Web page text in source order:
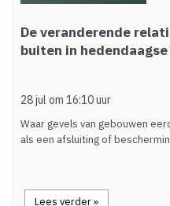
De veranderende
buiten in
28 jul om 16:10 uur
Waar gevels van gebouwen
als een afsluiting of
Lees verder »